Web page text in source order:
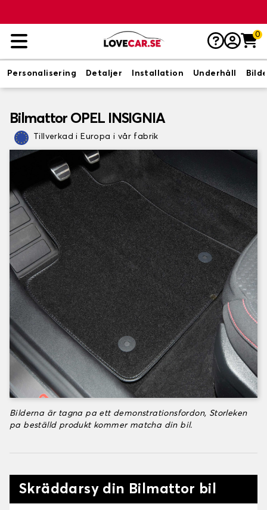
0
Personalisering Detaljer Installation Underhåll
Bilmattor OPEL INSIGNIA
Tillverkad i Europa i vår fabrik
Bilderna är tagna pa ett demonstrationsfordon, Storleken
pa beställd produkt kommer matcha din bil.
Skräddarsy din Bilmattor bil